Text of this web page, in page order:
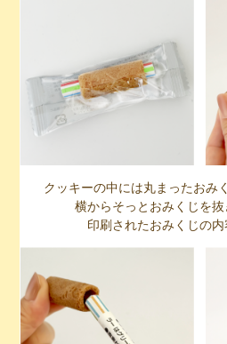
クッキーの中には丸まったおみ
横からそっとおみくじを
印刷されたおみくじの内